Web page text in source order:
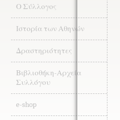
Ο Σύλλογος
Ιστορία των Αθηνών
Δραστηριότητες
Βιβλιοθήκη-Αρχεία
Συλλόγου
e-shop